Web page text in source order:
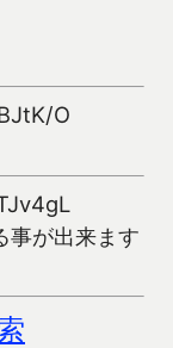
O
事が出来ます